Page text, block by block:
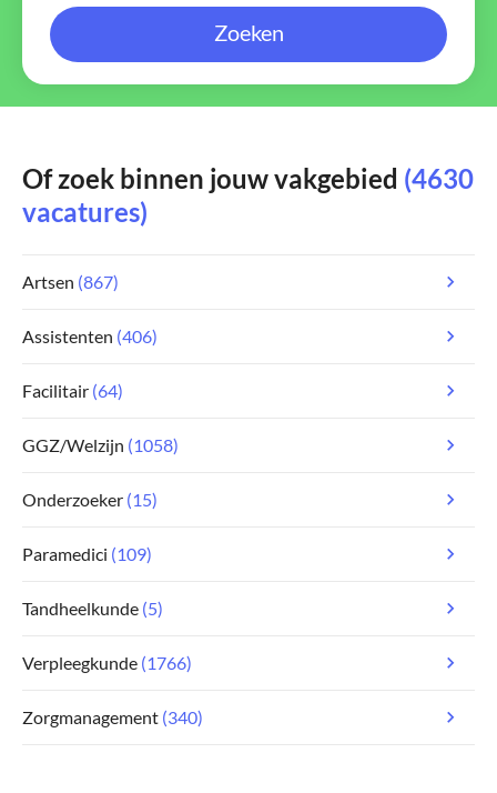
Zoeken
Of zoek binnen jouw vakgebied (4630
vacatures)
Artsen (867)
Assistenten (406)
Facilitair (64)
GGZ/Welzijn (1058)
Onderzoeker (15)
Paramedici (109)
Tandheelkunde (5)
Verpleegkunde (1766)
Zorgmanagement (340)